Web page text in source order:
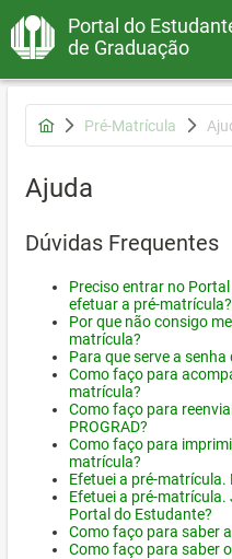
Portal do
de Graduação
Pré-Matrícula
Ajuda
Dúvidas Frequentes
Preciso entrar no
efetuar a pré-matrícula?
Por que não consigo
matrícula?
Para que serve a
Como faço para
matrícula?
Como faço para
PROGRAD?
Como faço para
matrícula?
Efetuei a pré-
Efetuei a pré-
Portal do Estudante?
Como faço para saber
Como faço para saber